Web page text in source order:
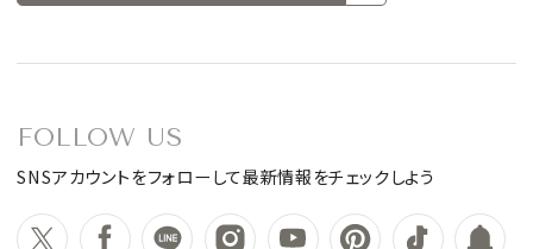
FOLLOW US
SNSアカウントをフォローして最新情報をチェックしよう